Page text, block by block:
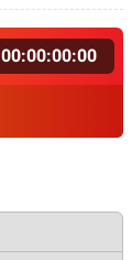
00:00:00:00